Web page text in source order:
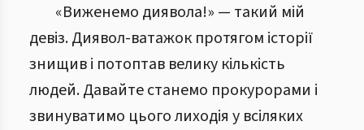
«Виженемо диявола!» — такий мій
девіз. Диявол-ватажок протягом історії
знищив і потоптав велику кількість
людей. Давайте станемо прокурорами і
звинуватимо цього лиходія у всіляких